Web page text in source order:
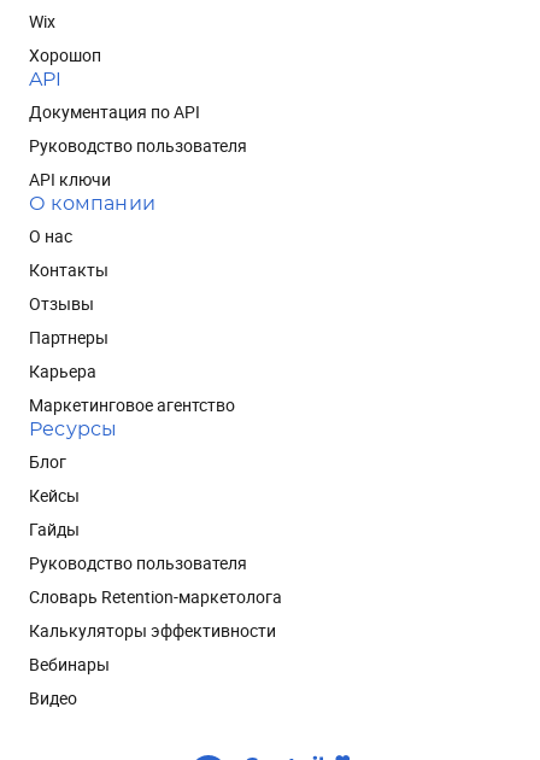
Wix
Хорошоп
API
Документация по API
Руководство пользователя
API ключи
О компании
О нас
Контакты
Отзывы
Партнеры
Карьера
Маркетинговое агентство
Ресурсы
Блог
Кейсы
Гайды
Руководство пользователя
Словарь Retention-маркетолога
Калькуляторы эффективности
Вебинары
Видео